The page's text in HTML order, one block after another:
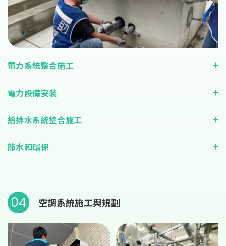
電力系統整合施工
電力設備安裝
給排水系統整合施工
節水和環保
04 空調系統施工與規劃